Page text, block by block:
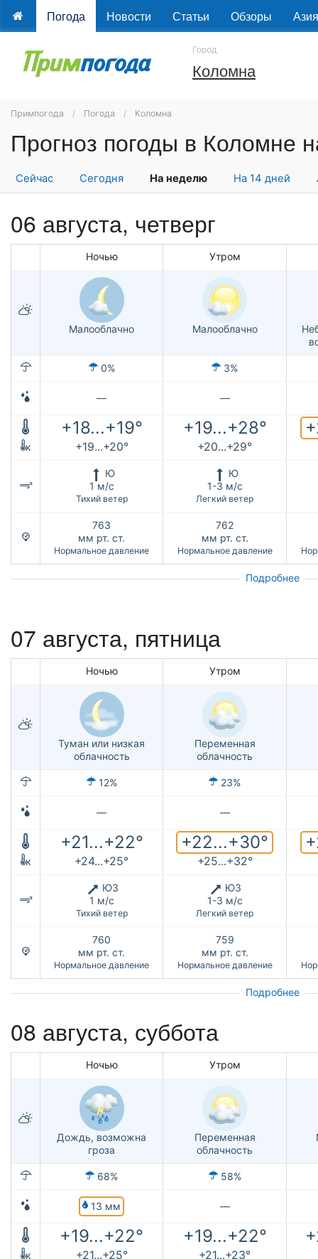
Погода Новости Статьи Обзоры Азия
Город
Коломна
Примпогода Погода Коломна
Сейчас Сегодня На неделю На 14 дней
06 августа, четверг
Ночью Утром
Малооблачно Малооблачно
0% 3%
— —
+18...+19° +19...+28°
к +19...+20° +20...+29°
Ю
1 м/с
Тихий ветер
Ю
1-3 м/с
Легкий ветер
763
мм рт. ст.
Нормальное давление
762
мм рт. ст.
Нормальное давление
Подробнее
07 августа, пятница
Ночью Утром
Туман или низкая
облачность
Переменная
облачность
12% 23%
— —
+21...+22° +22...+30°
к +24...+25° +25...+32°
ЮЗ
1 м/с
Тихий ветер
ЮЗ
1-3 м/с
Легкий ветер
760
мм рт. ст.
Нормальное давление
759
мм рт. ст.
Нормальное давление
Подробнее
08 августа, суббота
Ночью Утром
Дождь, возможна
гроза
Переменная
облачность
68% 58%
13 мм —
+19...+22° +19...+22°
к +21...+25° +21...+23°